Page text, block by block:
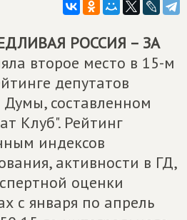
РОССИЯ – ЗА
второе место в 15-м
депутатов
Думы, составленном
Клуб". Рейтинг
индексов
активности в ГД,
оценки
с января по апрель